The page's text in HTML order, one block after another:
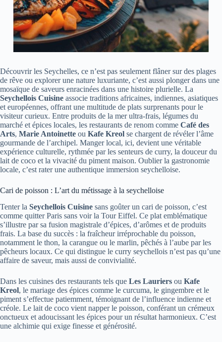
Découvrir les Seychelles, ce n’est pas seulement flâner sur des plages
de rêve ou explorer une nature luxuriante, c’est aussi plonger dans une
mosaïque de saveurs enracinées dans une histoire plurielle. La
Seychellois Cuisine associe traditions africaines, indiennes, asiatiques
et européennes, offrant une multitude de plats surprenants pour le
visiteur curieux. Entre produits de la mer ultra-frais, légumes du
marché et épices locales, les restaurants de renom comme Café des
Arts, Marie Antoinette ou Kafe Kreol se chargent de révéler l’âme
gourmande de l’archipel. Manger local, ici, devient une véritable
expérience culturelle, rythmée par les senteurs de curry, la douceur du
lait de coco et la vivacité du piment maison. Oublier la gastronomie
locale, c’est rater une authentique immersion seychelloise.
Cari de poisson : L’art du métissage à la seychelloise
Tenter la Seychellois Cuisine sans goûter un cari de poisson, c’est
comme quitter Paris sans voir la Tour Eiffel. Ce plat emblématique
s’illustre par sa fusion magistrale d’épices, d’arômes et de produits
frais. La base du succès : la fraîcheur irréprochable du poisson,
notamment le thon, la carangue ou le marlin, pêchés à l’aube par les
pêcheurs locaux. Ce qui distingue le curry seychellois n’est pas qu’une
affaire de saveur, mais aussi de convivialité.
Dans les cuisines des restaurants tels que Les Lauriers ou Kafe
Kreol, le mariage des épices comme le curcuma, le gingembre et le
piment s’effectue patiemment, témoignant de l’influence indienne et
créole. Le lait de coco vient napper le poisson, conférant un crémeux
onctueux et adoucissant les épices pour un résultat harmonieux. C’est
une alchimie qui exige finesse et générosité.